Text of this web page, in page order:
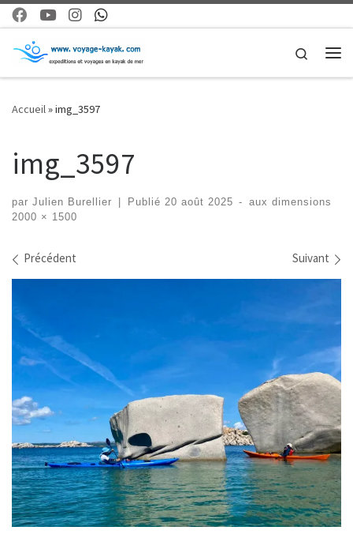
Skip to content
Search
Accueil»img_3597
img_3597
par Julien Burellier Publié 20 août 2025 -
aux dimensions
2000 × 1500
Navigation dans les images
Précédent Suivant